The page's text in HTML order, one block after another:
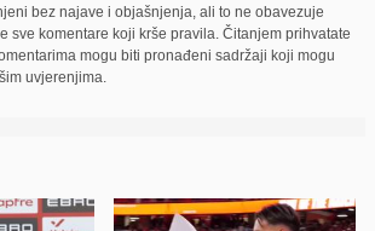
bez najave i objašnjenja, ali to ne obavezuje
sve komentare koji krše pravila. Čitanjem prihvatate
mogu biti pronađeni sadržaji koji mogu
uvjerenjima.